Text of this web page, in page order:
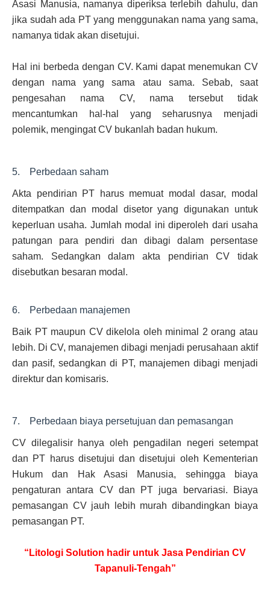
Asasi Manusia, namanya diperiksa terlebih dahulu, dan
jika sudah ada PT yang menggunakan nama yang sama,
namanya tidak akan disetujui.
Hal ini berbeda dengan CV. Kami dapat menemukan CV
dengan nama yang sama atau sama. Sebab, saat
pengesahan nama CV, nama tersebut tidak
mencantumkan hal-hal yang seharusnya menjadi
polemik, mengingat CV bukanlah badan hukum.
5. Perbedaan saham
Akta pendirian PT harus memuat modal dasar, modal
ditempatkan dan modal disetor yang digunakan untuk
keperluan usaha. Jumlah modal ini diperoleh dari usaha
patungan para pendiri dan dibagi dalam persentase
saham. Sedangkan dalam akta pendirian CV tidak
disebutkan besaran modal.
6. Perbedaan manajemen
Baik PT maupun CV dikelola oleh minimal 2 orang atau
lebih. Di CV, manajemen dibagi menjadi perusahaan aktif
dan pasif, sedangkan di PT, manajemen dibagi menjadi
direktur dan komisaris.
7. Perbedaan biaya persetujuan dan pemasangan
CV dilegalisir hanya oleh pengadilan negeri setempat
dan PT harus disetujui dan disetujui oleh Kementerian
Hukum dan Hak Asasi Manusia, sehingga biaya
pengaturan antara CV dan PT juga bervariasi. Biaya
pemasangan CV jauh lebih murah dibandingkan biaya
pemasangan PT.
“Litologi Solution hadir untuk Jasa Pendirian CV
Tapanuli-Tengah”